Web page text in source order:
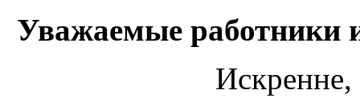
Уважаемые работники
Искренне, от